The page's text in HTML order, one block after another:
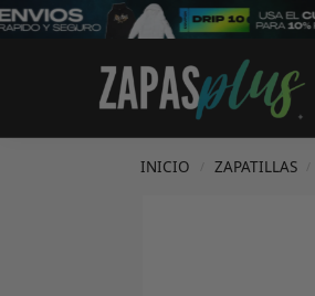
Search
INICIO ZAPATILLAS